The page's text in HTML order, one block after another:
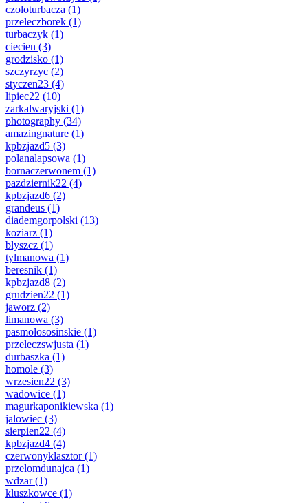
czoloturbacza (1)
przeleczborek (1)
turbaczyk (1)
ciecien (3)
grodzisko (1)
szczyrzyc (2)
styczen23 (4)
lipiec22 (10)
zarkalwaryjski (1)
photography (34)
amazingnature (1)
kpbzjazd5 (3)
polanalapsowa (1)
bornaczerwonem (1)
pazdziernik22 (4)
kpbzjazd6 (2)
grandeus (1)
diademgorpolski (13)
koziarz (1)
blyszcz (1)
tylmanowa (1)
beresnik (1)
kpbzjazd8 (2)
grudzien22 (1)
jaworz (2)
limanowa (3)
pasmolososinskie (1)
przeleczswjusta (1)
durbaszka (1)
homole (3)
wrzesien22 (3)
wadowice (1)
magurkaponikiewska (1)
jalowiec (3)
sierpien22 (4)
kpbzjazd4 (4)
czerwonyklasztor(1)
przelomdunajca (1)
wdzar(1)
kluszkowce (1)